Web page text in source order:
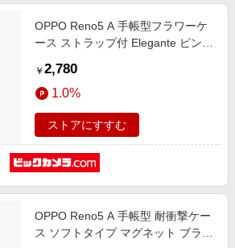
OPPO Reno5 A 手帳型フラワーケ
ース ストラップ付 Elegante ピンク
￥ 2,780
1.0%
ストアにすすむ
OPPO Reno5 A 手帳型 耐衝撃ケー
ス ソフトタイプ マグネット ブラッ